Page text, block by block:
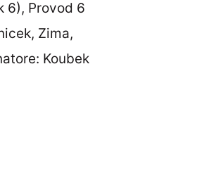
6), Provod 6
Zima,
Koubek